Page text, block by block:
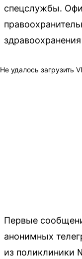
спецслужбы.
Не удалось загрузить
Первые
анонимных
из поликлиники